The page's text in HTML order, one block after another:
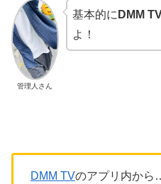
管理人さん
基本的に DMM
よ！
DMM TVのアプリ内から